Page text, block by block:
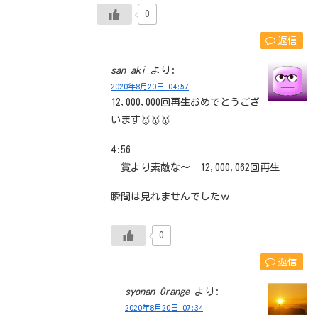
0
返信
san aki より:
2020年8月20日 04:57
12,000,000回再生おめでとうござ
います🥇🥇🥇
4:56
賞より素敵な～ 12,000,062回再生
瞬間は見れませんでしたｗ
0
返信
syonan Orange より:
2020年8月20日 07:34